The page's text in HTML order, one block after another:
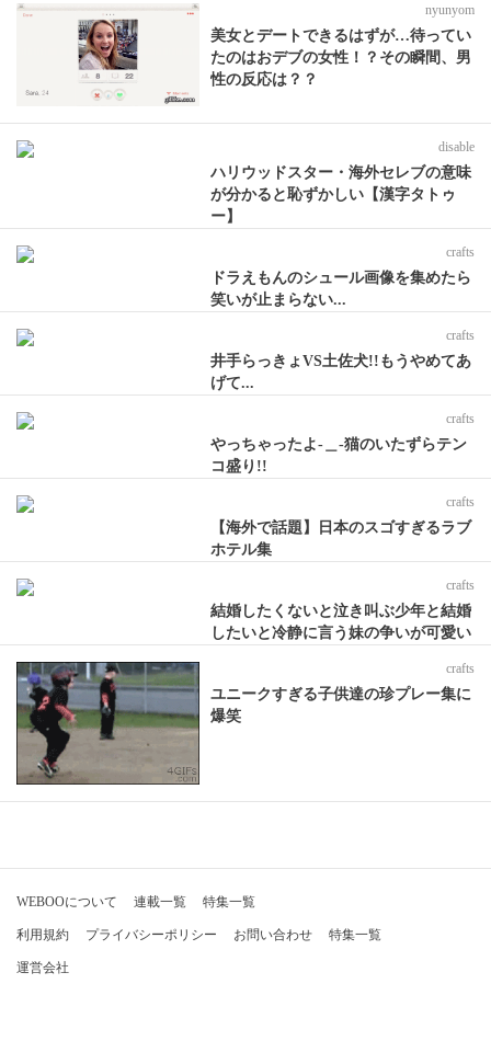
nyunyom
美女とデートできるはずが…待ってい
たのはおデブの女性！？その瞬間、男
性の反応は？？
disable
ハリウッドスター・海外セレブの意味
が分かると恥ずかしい【漢字タトゥ
ー】
crafts
ドラえもんのシュール画像を集めたら
笑いが止まらない...
crafts
井手らっきょVS土佐犬!!もうやめてあ
げて...
crafts
やっちゃったよ-＿-猫のいたずらテン
コ盛り!!
crafts
【海外で話題】日本のスゴすぎるラブ
ホテル集
crafts
結婚したくないと泣き叫ぶ少年と結婚
したいと冷静に言う妹の争いが可愛い
crafts
ユニークすぎる子供達の珍プレー集に
爆笑
WEBOOについて 連載一覧 特集一覧
利用規約 プライバシーポリシー お問い合わせ 特集一覧
運営会社